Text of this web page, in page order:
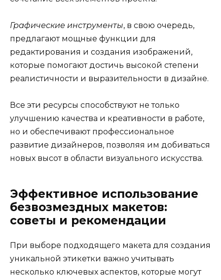
Графические инструменты, в свою очередь,
предлагают мощные функции для
редактирования и создания изображений,
которые помогают достичь высокой степени
реалистичности и выразительности в дизайне.
Все эти ресурсы способствуют не только
улучшению качества и креативности в работе,
но и обеспечивают профессиональное
развитие дизайнеров, позволяя им добиваться
новых высот в области визуального искусства.
Эффективное использование
безвозмездных макетов:
советы и рекомендации
При выборе подходящего макета для создания
уникальной этикетки важно учитывать
несколько ключевых аспектов, которые могут